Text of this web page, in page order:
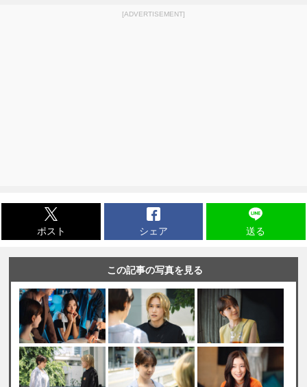
[ADVERTISEMENT]
ポスト シェア 送る
この記事の写真を見る